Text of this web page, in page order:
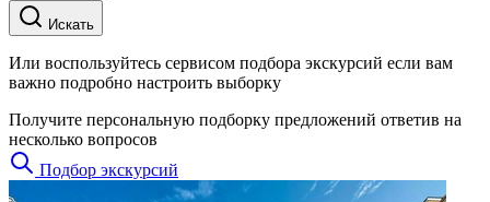
Искать
Или воспользуйтесь сервисом подбора экскурсий если вам
важно подробно настроить выборку
Получите персональную подборку предложений ответив на
несколько вопросов
Подбор экскурсий